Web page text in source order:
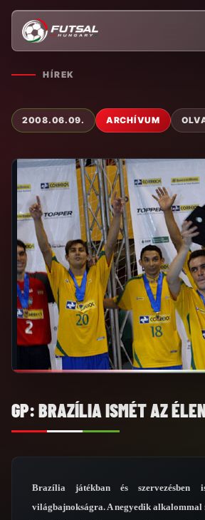
HÍREK
2008.06.09. ARCHÍVUM
GP: BRAZÍLIA ISMÉT AZ
Brazília játékban és
világbajnokságra. A negyedik alkalommal